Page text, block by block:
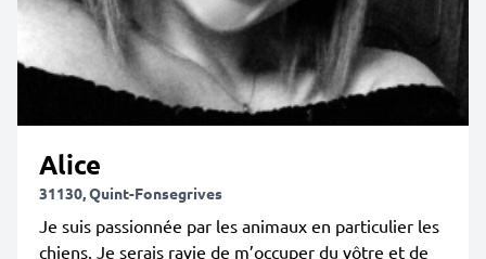
Alice
31130, Quint-Fonsegrives
Je suis passionnée par les animaux en particulier les
chiens. Je serais ravie de m’occuper du vôtre et de